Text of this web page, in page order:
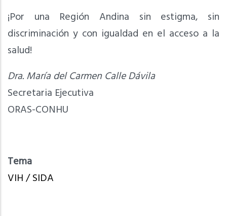
¡Por una Región Andina sin estigma, sin
discriminación y con igualdad en el acceso a la
salud!
Dra. María del Carmen Calle Dávila
Secretaria Ejecutiva
ORAS-CONHU
Tema
VIH / SIDA